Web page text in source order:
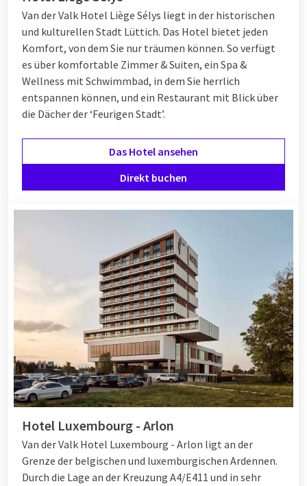
Van der Valk Hotel Liège Sélys liegt in der historischen
und kulturellen Stadt Lüttich. Das Hotel bietet jeden
Komfort, von dem Sie nur träumen können. So verfügt
es über komfortable Zimmer & Suiten, ein Spa &
Wellness mit Schwimmbad, in dem Sie herrlich
entspannen können, und ein Restaurant mit Blick über
die Dächer der ‘Feurigen Stadt’.
Das Hotel ansehen
Direkt buchen
Hotel Luxembourg - Arlon
Van der Valk Hotel Luxembourg - Arlon ligt an der
Grenze der belgischen und luxemburgischen Ardennen.
Durch die Lage an der Kreuzung A4/E411 und in sehr